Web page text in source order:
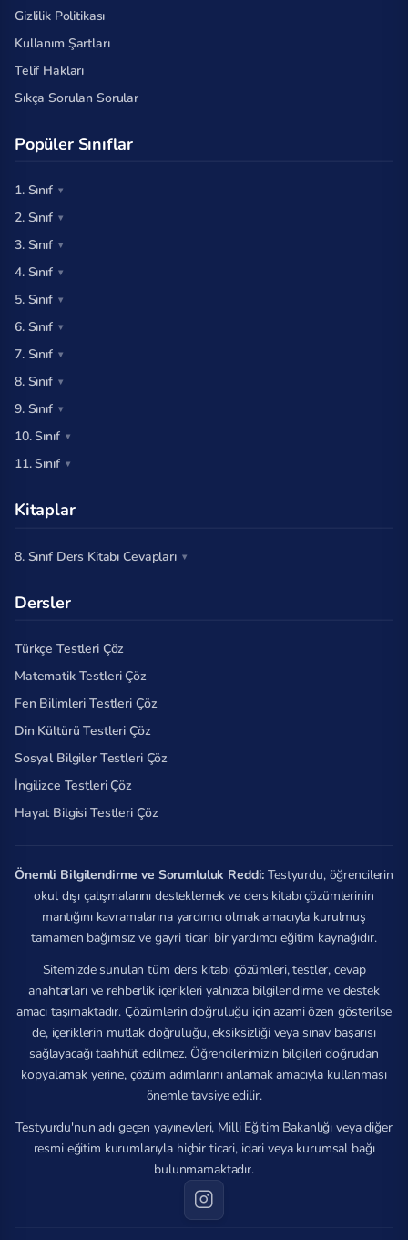
Gizlilik Politikası
Kullanım Şartları
Telif Hakları
Sıkça Sorulan Sorular
Popüler Sınıflar
1. Sınıf
2. Sınıf
3. Sınıf
4. Sınıf
5. Sınıf
6. Sınıf
7. Sınıf
8. Sınıf
9. Sınıf
10. Sınıf
11. Sınıf
Kitaplar
8. Sınıf Ders Kitabı Cevapları
Dersler
Türkçe Testleri Çöz
Matematik Testleri Çöz
Fen Bilimleri Testleri Çöz
Din Kültürü Testleri Çöz
Sosyal Bilgiler Testleri Çöz
İngilizce Testleri Çöz
Hayat Bilgisi Testleri Çöz
Önemli Bilgilendirme ve Sorumluluk Reddi: Testyurdu, öğrencilerin
okul dışı çalışmalarını desteklemek ve ders kitabı çözümlerinin
mantığını kavramalarına yardımcı olmak amacıyla kurulmuş
tamamen bağımsız ve gayri ticari bir yardımcı eğitim kaynağıdır.
Sitemizde sunulan tüm ders kitabı çözümleri, testler, cevap
anahtarları ve rehberlik içerikleri yalnızca bilgilendirme ve destek
amacı taşımaktadır. Çözümlerin doğruluğu için azami özen gösterilse
de, içeriklerin mutlak doğruluğu, eksiksizliği veya sınav başarısı
sağlayacağı taahhüt edilmez. Öğrencilerimizin bilgileri doğrudan
kopyalamak yerine, çözüm adımlarını anlamak amacıyla kullanması
önemle tavsiye edilir.
Testyurdu'nun adı geçen yayınevleri, Milli Eğitim Bakanlığı veya diğer
resmi eğitim kurumlarıyla hiçbir ticari, idari veya kurumsal bağı
bulunmamaktadır.